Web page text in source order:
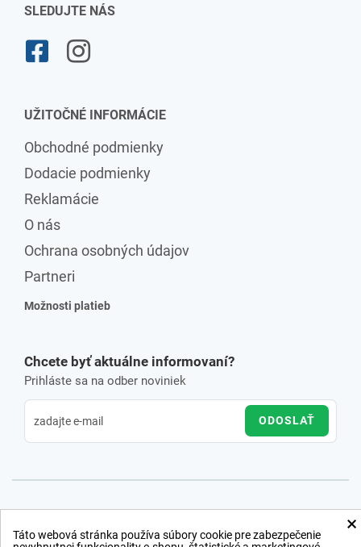
SLEDUJTE NÁS
UŽITOČNÉ INFORMÁCIE
Obchodné podmienky
Dodacie podmienky
Reklamácie
O nás
Ochrana osobných údajov
Partneri
Možnosti platieb
Chcete byť aktuálne informovaní?
Prihláste sa na odber noviniek
ODOSLAŤ
×
Táto webová stránka používa súbory cookie pre zabezpečenie